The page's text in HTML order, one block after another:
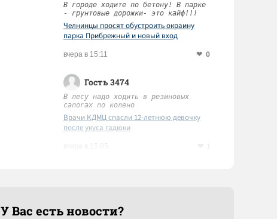
В городе ходите по бетону! В парке
- грунтовые дорожки- это кайф!!!
Челнинцы просят обустроить окраину
парка Прибрежный и новый вход
вчера в 15:11 0
Гость 3474
В лесу надо ходить в резиновых
сапогах по колено
Врачи КДМЦ спасли 12-летнюю девочку
после укуса гадюки
У Вас есть новости?